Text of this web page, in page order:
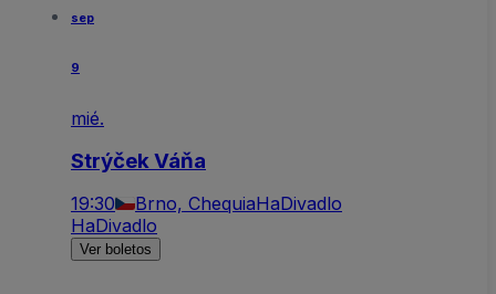
sep
9
mié.
Strýček Váňa
19:30 Brno, ChequiaHaDivadlo
HaDivadlo
Ver boletos